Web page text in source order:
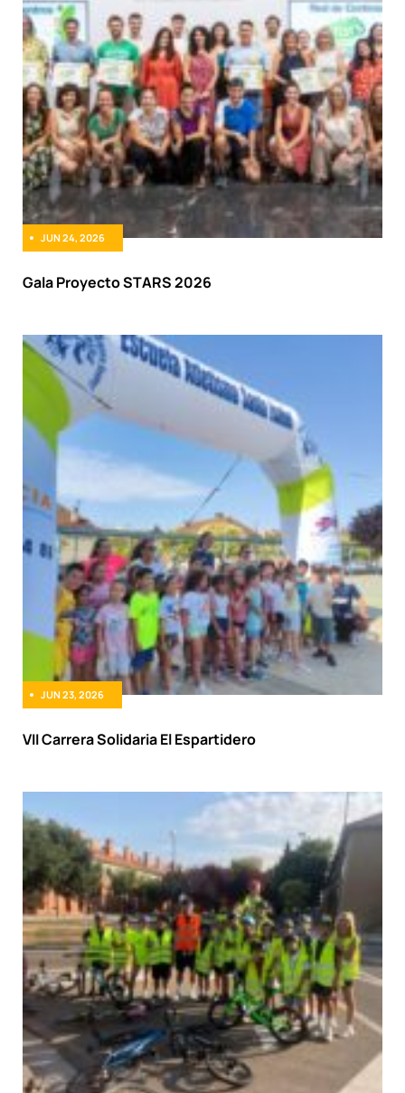
JUN 24, 2026
Gala Proyecto STARS 2026
JUN 23, 2026
VII Carrera Solidaria El Espartidero